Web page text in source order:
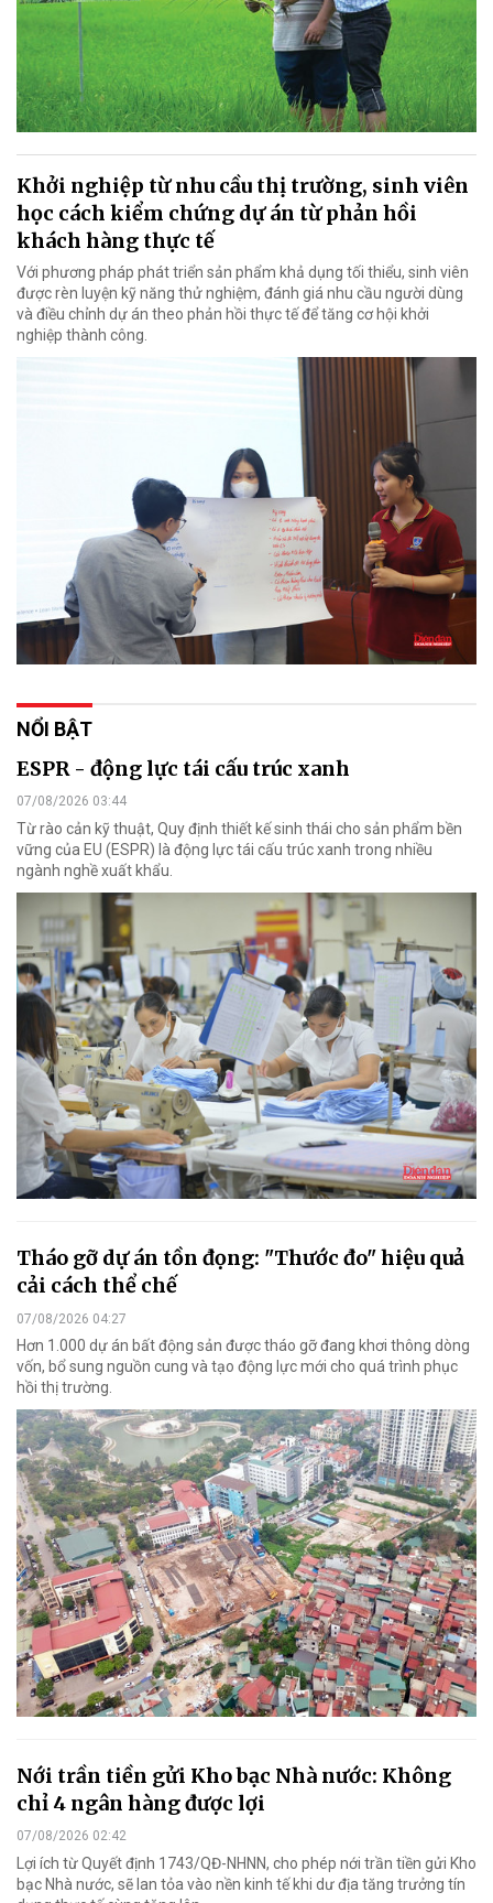
Khởi nghiệp từ nhu cầu thị trường, sinh viên
học cách kiểm chứng dự án từ phản hồi
khách hàng thực tế
Với phương pháp phát triển sản phẩm khả dụng tối thiểu, sinh viên
được rèn luyện kỹ năng thử nghiệm, đánh giá nhu cầu người dùng
và điều chỉnh dự án theo phản hồi thực tế để tăng cơ hội khởi
nghiệp thành công.
NỔI BẬT
ESPR - động lực tái cấu trúc xanh
07/08/2026 03:44
Từ rào cản kỹ thuật, Quy định thiết kế sinh thái cho sản phẩm bền
vững của EU (ESPR) là động lực tái cấu trúc xanh trong nhiều
ngành nghề xuất khẩu.
Tháo gỡ dự án tồn đọng: "Thước đo" hiệu quả
cải cách thể chế
07/08/2026 04:27
Hơn 1.000 dự án bất động sản được tháo gỡ đang khơi thông dòng
vốn, bổ sung nguồn cung và tạo động lực mới cho quá trình phục
hồi thị trường.
Nới trần tiền gửi Kho bạc Nhà nước: Không
chỉ 4 ngân hàng được lợi
07/08/2026 02:42
Lợi ích từ Quyết định 1743/QĐ-NHNN, cho phép nới trần tiền gửi Kho
bạc Nhà nước, sẽ lan tỏa vào nền kinh tế khi dư địa tăng trưởng tín